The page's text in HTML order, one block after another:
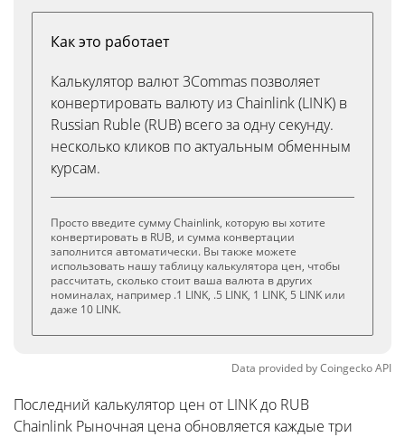
Как это работает
Калькулятор валют 3Commas позволяет
конвертировать валюту из Chainlink (LINK) в
Russian Ruble (RUB) всего за одну секунду.
несколько кликов по актуальным обменным
курсам.
Просто введите сумму Chainlink, которую вы хотите
конвертировать в RUB, и сумма конвертации
заполнится автоматически. Вы также можете
использовать нашу таблицу калькулятора цен, чтобы
рассчитать, сколько стоит ваша валюта в других
номиналах, например .1 LINK, .5 LINK, 1 LINK, 5 LINK или
даже 10 LINK.
Data provided byCoingeckoAPI
Последний калькулятор цен от LINK до RUB
Chainlink Рыночная цена обновляется каждые три